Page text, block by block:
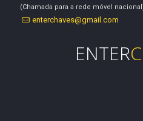
(Chamada para a rede móvel
enterchaves@gmail.com
ENTER